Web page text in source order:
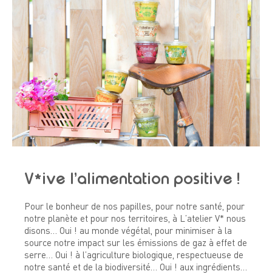
V*ive l’alimentation positive !
Pour le bonheur de nos papilles, pour notre santé, pour
notre planète et pour nos territoires, à L’atelier V* nous
disons… Oui ! au monde végétal, pour minimiser à la
source notre impact sur les émissions de gaz à effet de
serre… Oui ! à l’agriculture biologique, respectueuse de
notre santé et de la biodiversité… Oui ! aux ingrédients…